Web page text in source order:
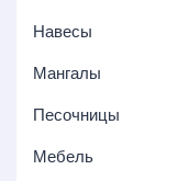
Навесы
Мангалы
Песочницы
Мебель